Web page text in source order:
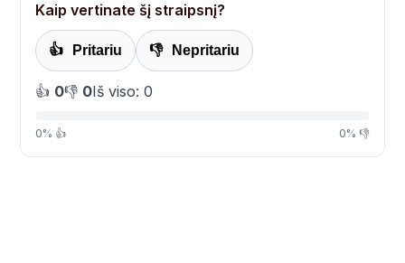
Kaip vertinate šį straipsnį?
👍 Pritariu 👎 Nepritariu
👍 0👎 0Iš viso: 0
0% 👍 0% 👎